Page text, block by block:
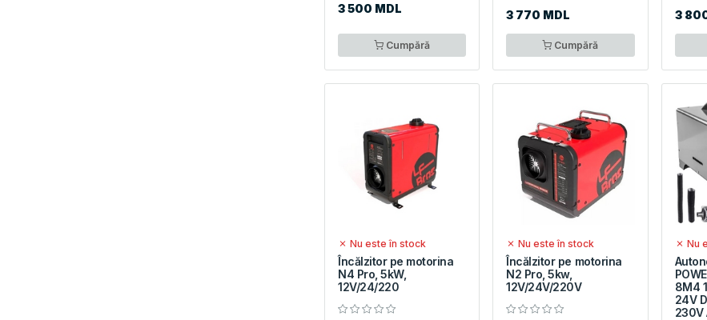
3 500 MDL
Cumpără
3 770 MDL
Cumpără
3
Nu este în stock
Încălzitor pe motorina
N4 Pro, 5kW,
12V/24/220
Nu este în stock
Încălzitor pe motorina
N2 Pro, 5kw,
12V/24V/220V
Nu
8M4
24V
230V